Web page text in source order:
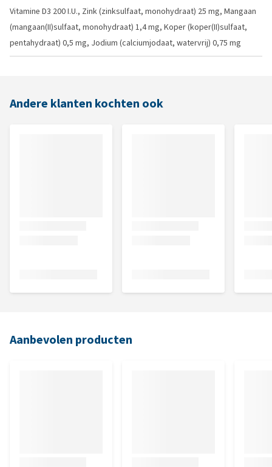
Vitamine D3 200 I.U., Zink (zinksulfaat, monohydraat) 25 mg, Mangaan
(mangaan(II)sulfaat, monohydraat) 1,4 mg, Koper (koper(II)sulfaat,
pentahydraat) 0,5 mg, Jodium (calciumjodaat, watervrij) 0,75 mg
Andere klanten kochten ook
Aanbevolen producten